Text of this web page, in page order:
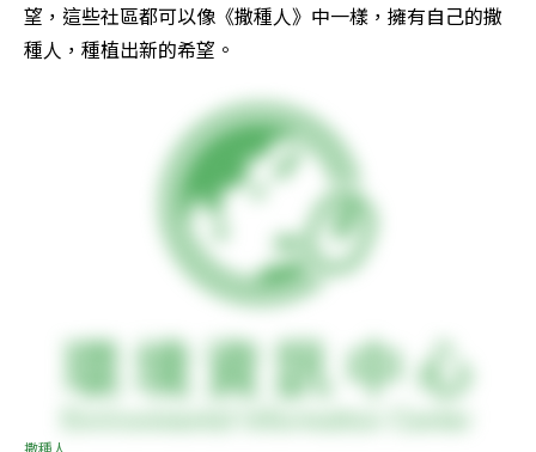
望，這些社區都可以像《撒種人》中一樣，擁有自己的撒
種人，種植出新的希望。